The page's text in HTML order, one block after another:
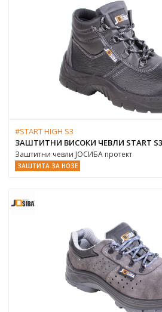
#START HIGH S3
ЗАШТИТНИ ВИСОКИ ЧЕВЛИ START S3
Заштитни чевли ЈОСИБА протект
ЗАШТИТА ЗА НОЗЕ